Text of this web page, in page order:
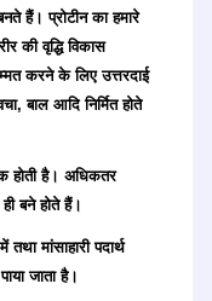
हैं। प्रोटीन का हमारे
की वृद्धि विकास
करने के लिए उत्तरदाई
बाल आदि निर्मित होते
होती है। अधिकतर
बने होते हैं।
मांसाहारी पदार्थ
जाता है।